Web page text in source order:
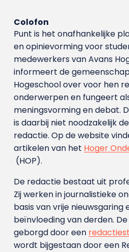
Colofon
Punt is het onafhankelijke
en opinievorming voor
medewerkers van Avans
informeert de
Hogeschool over voor hen
onderwerpen en fungeert
meningsvorming en debat.
is daarbij niet noodzakelijk
redactie. Op de website
artikelen van het Hoger
(HOP).
De redactie bestaat uit
Zij werken in journalistieke
basis van vrije nieuwsgaring
beïnvloeding van derden.
geborgd door een
wordt bijgestaan door een